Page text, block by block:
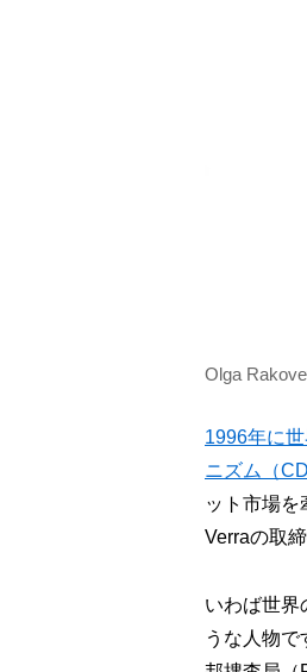
Olga
1996年に
ニズム（
ット市場を
Verraの取
いわば世界
うな人物